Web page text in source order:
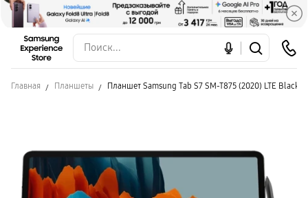
Главная Планшеты Планшет Samsung Tab S7 SM-T875 (2020) LTE Black